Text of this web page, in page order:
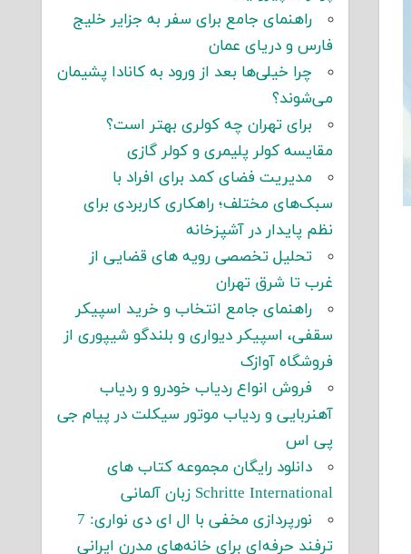
راهنمای جامع برای سفر به جزایر خلیج
فارس و دریای عمان
چرا خیلی‌ها بعد از ورود به کانادا پشیمان
می‌شوند؟
برای تهران چه کولری بهتر است؟
مقایسه کولر پلیمری و کولر گازی
مدیریت فضای کمد برای افراد با
سبک‌های مختلف؛ راهکاری کاربردی برای
نظم پایدار در آشپزخانه
تحلیل تخصصی رویه های قضایی از
غرب تا شرق تهران
راهنمای جامع انتخاب و خرید اسپیکر
سقفی، اسپیکر دیواری و بلندگو شیپوری از
فروشگاه آوازک
فروش انواع ردیاب خودرو و ردیاب
آهنربایی و ردیاب موتور سیکلت در پیام جی
پی اس
دانلود رایگان مجموعه کتاب های
Schritte International زبان آلمانی
نورپردازی مخفی با ال ای دی نواری: 7
ترفند حرفه‌ای برای خانه‌های مدرن ایرانی